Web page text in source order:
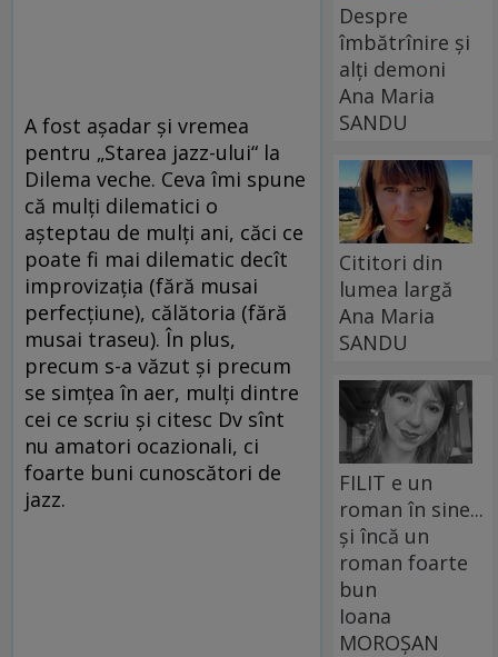
A fost aşadar şi vremea
pentru „Starea jazz-ului“ la
Dilema veche. Ceva îmi spune
că mulţi dilematici o
aşteptau de mulţi ani, căci ce
poate fi mai dilematic decît
improvizaţia (fără musai
perfecţiune), călătoria (fără
musai traseu). În plus,
precum s-a văzut şi precum
se simţea în aer, mulţi dintre
cei ce scriu şi citesc Dv sînt
nu amatori ocazionali, ci
foarte buni cunoscători de
jazz.
Despre
îmbătrînire și
alți demoni
Ana Maria
SANDU
Cititori din
lumea largă
Ana Maria
SANDU
FILIT e un
roman în sine...
și încă un
roman foarte
bun
Ioana
MOROȘAN